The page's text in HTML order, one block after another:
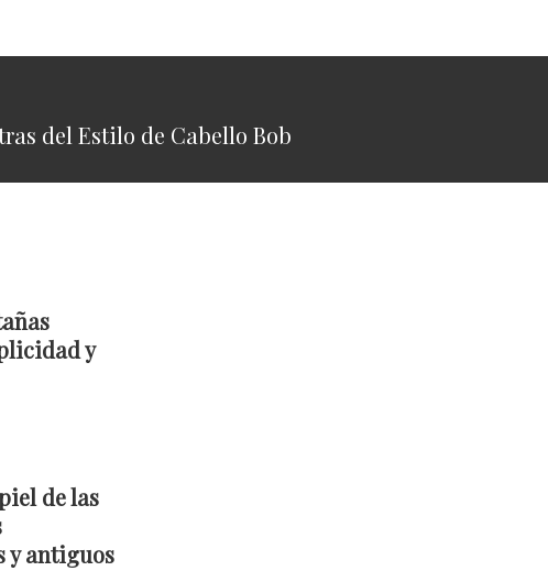
del Estilo de Cabello Bob
y
de las
y antiguos